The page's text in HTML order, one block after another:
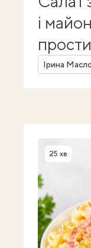
і
Автор
Ірина
Час
25 хв